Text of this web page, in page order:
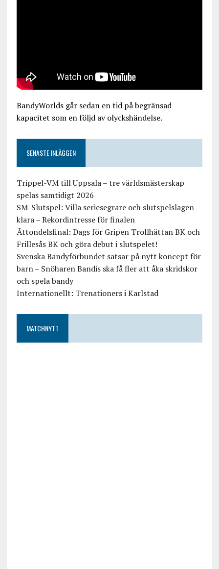
BandyWorlds går sedan en tid på begränsad
kapacitet som en följd av olyckshändelse.
SENASTE INLÄGGEN
Trippel-VM till Uppsala – tre världsmästerskap
spelas samtidigt 2026
SM-Slutspel: Villa seriesegrare och slutspelslagen
klara – Rekordintresse för finalen
Åttondelsfinal: Dags för Gripen Trollhättan BK och
Frillesås BK och göra debut i slutspelet!
Svenska Bandyförbundet satsar på nytt koncept för
barn – Snöharen Bandis ska få fler att åka skridskor
och spela bandy
Internationellt: Trenationers i Karlstad
MATCHNYTT